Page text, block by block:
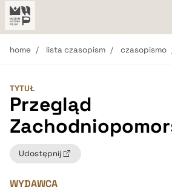
home lista czasopism czasopismo
TYTUŁ
Przegląd
Udostępnij
WYDAWCA